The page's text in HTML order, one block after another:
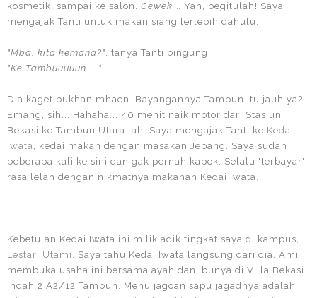
kosmetik, sampai ke salon. Cewek.... Yah, begitulah! Saya
mengajak Tanti untuk makan siang terlebih dahulu.
"Mba, kita kemana?", tanya Tanti bingung.
"Ke Tambuuuuun......"
Dia kaget bukhan mhaen. Bayangannya Tambun itu jauh ya?
Emang, sih... Hahaha... 40 menit naik motor dari Stasiun
Bekasi ke Tambun Utara lah. Saya mengajak Tanti ke Kedai
Iwata, kedai makan dengan masakan Jepang. Saya sudah
beberapa kali ke sini dan gak pernah kapok. Selalu 'terbayar'
rasa lelah dengan nikmatnya makanan Kedai Iwata.
Kebetulan Kedai Iwata ini milik adik tingkat saya di kampus,
Lestari Utami . Saya tahu Kedai Iwata langsung dari dia. Ami
membuka usaha ini bersama ayah dan ibunya di Villa Bekasi
Indah 2 A2/12 Tambun. Menu jagoan sapu jagadnya adalah